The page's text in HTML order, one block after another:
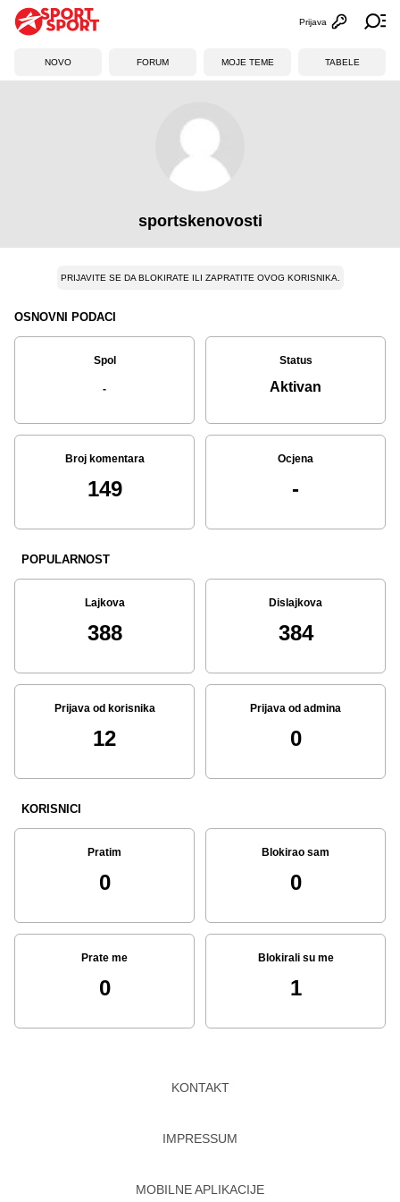
Otvori
Prijava
NOVO FORUM MOJE TEME TABELE
sportskenovosti
PRIJAVITE SE DA BLOKIRATE ILI ZAPRATITE OVOG KORISNIKA.
OSNOVNI PODACI
Spol
-
Status
Aktivan
Broj komentara
149
Ocjena
-
POPULARNOST
Lajkova
388
Dislajkova
384
Prijava od korisnika
12
Prijava od admina
0
KORISNICI
Pratim
0
Blokirao sam
0
Prate me
0
Blokirali su me
1
KONTAKT
IMPRESSUM
MOBILNE APLIKACIJE